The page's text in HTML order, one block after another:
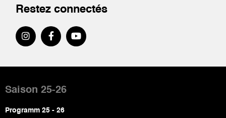
Restez connectés
de
page
Saison 25-26
Programm 25 - 26